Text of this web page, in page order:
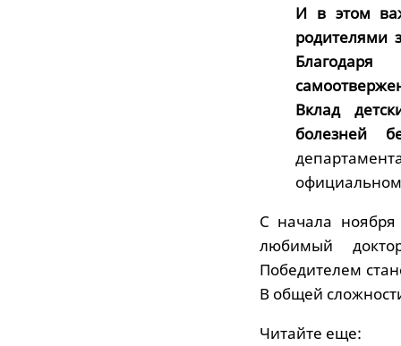
И в этом
родителями
Вклад
болезней
официальном
С начала
любимый
Победителем
В общей
Читайте еще: